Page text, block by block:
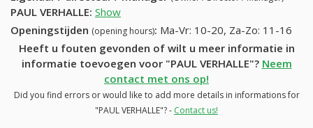
PAUL VERHALLE: Show
Openingstijden (opening hours): Ma-Vr: 10-20, Za-Zo: 11-16
Heeft u fouten gevonden of wilt u meer informatie in
informatie toevoegen voor "PAUL VERHALLE"? Neem
contact met ons op!
Did you find errors or would like to add more details in informations for
"PAUL VERHALLE"? - Contact us!